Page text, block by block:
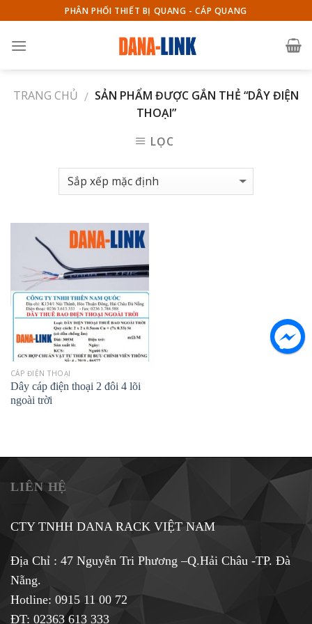
to
content
PHÂN PHỐI THIẾT BỊ QUANG - CÁP QUANG
TRANG CHỦ / SẢN PHẨM ĐƯỢC GẮN THẺ “DÂY ĐIỆN
THOẠI”
LỌC
CÁP ĐIỆN THOẠI
Dây cáp điện thoại 2 đôi 4 lõi
ngoài trời
LIÊN HỆ
CTY TNHH DANA RACK VIỆT NAM
Địa Chỉ : 47 Nguyễn Tri Phương –Q.Hải Châu -TP. Đà
Nẵng.
Hotline: 0915 11 00 72
ĐT: 02363 613 333